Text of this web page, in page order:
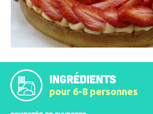
INGRÉDIENTS
pour 6-8 personnes